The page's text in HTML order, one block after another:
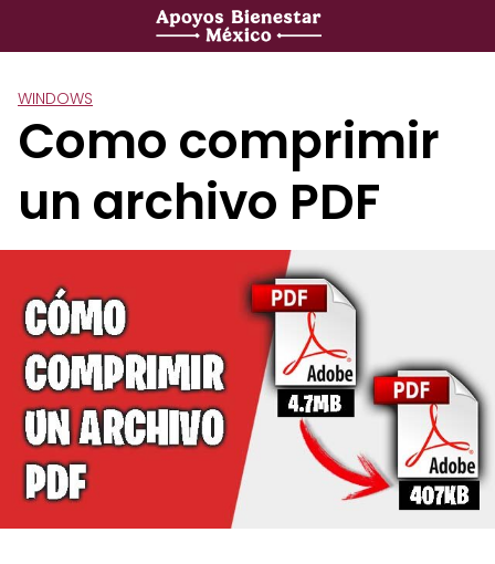
WINDOWS
Como comprimir
un archivo PDF